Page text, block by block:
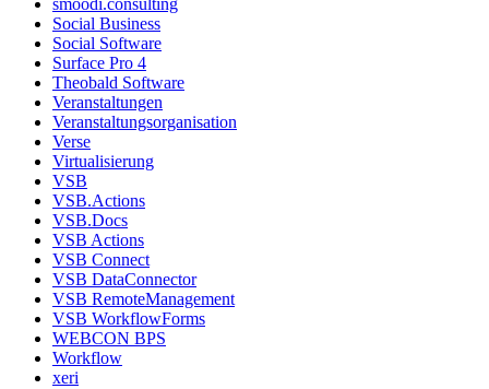
smoodi.consulting
Social Business
Social Software
Surface Pro 4
Theobald Software
Veranstaltungen
Veranstaltungsorganisation
Verse
Virtualisierung
VSB
VSB.Actions
VSB.Docs
VSB Actions
VSB Connect
VSB DataConnector
VSB RemoteManagement
VSB WorkflowForms
WEBCON BPS
Workflow
xeri